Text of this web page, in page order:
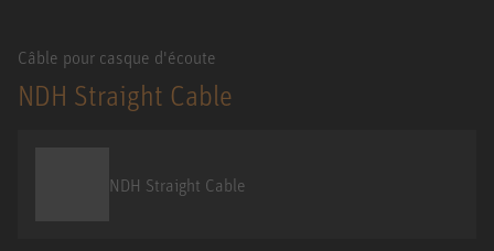
Câble pour casque d'écoute
NDH Straight Cable
NDH Straight Cable